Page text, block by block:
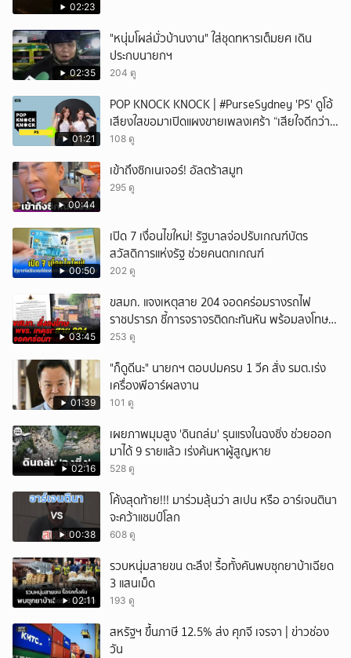
02:23
02:35
"หนุ่มโผล่มั่วบ้านงาน" ใส่ชุดทหารเต็มยศ เดิน
ประกบนายกฯ
204 ดู
01:21
POP KNOCK KNOCK | #PurseSydney 'PS' ดูโอ้
เสียงใสขอมาเปิดแผงขายเพลงเศร้า “เสียใจดีกว่า
เสียเธอ”
108 ดู
00:44
เข้าถึงซิกเนเจอร์! อัลตร้าสมูท
295 ดู
00:50
เปิด 7 เงื่อนไขใหม่! รัฐบาลจ่อปรับเกณฑ์บัตร
สวัสดิการแห่งรัฐ ช่วยคนตกเกณฑ์
202 ดู
03:45
ขสมก. แจงเหตุสาย 204 จอดคร่อมรางรถไฟ
ราชปรารภ ชี้การจราจรติดกะทันหัน พร้อมลงโทษ
พขร. แล้ว
253 ดู
01:39
"ก็ดูดีนะ" นายกฯ ตอบปมครบ 1 วีค สั่ง รมต.เร่ง
เครื่องพีอาร์ผลงาน
101 ดู
02:16
เผยภาพมุมสูง 'ดินถล่ม' รุนแรงในฉงชิ่ง ช่วยออก
มาได้ 9 รายแล้ว เร่งค้นหาผู้สูญหาย
528 ดู
00:38
โค้งสุดท้าย!!! มาร่วมลุ้นว่า สเปน หรือ อาร์เจนตินา
จะคว้าแชมป์โลก
608 ดู
02:11
รวบหนุ่มสายขน ตะลึง! รื้อทั้งคันพบซุกยาบ้าเฉียด
3 แสนเม็ด
193 ดู
สหรัฐฯ ขึ้นภาษี 12.5% ส่ง ศุภจี เจรจา | ข่าวช่อง
วัน